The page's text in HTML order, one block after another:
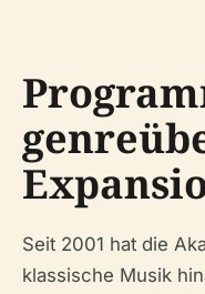
Seit 2001 hat die
klassische Musik